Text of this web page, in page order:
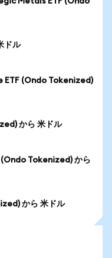
ドル
(Ondo Tokenized)
から 米ドル
Tokenized) から
から 米ドル